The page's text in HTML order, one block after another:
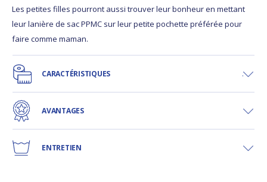
Les petites filles pourront aussi trouver leur bonheur en mettant
leur lanière de sac PPMC sur leur petite pochette préférée pour
faire comme maman.
CARACTÉRISTIQUES
AVANTAGES
ENTRETIEN